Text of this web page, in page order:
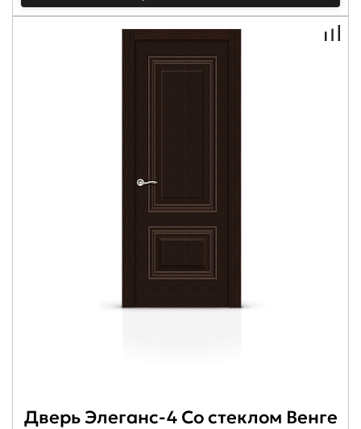
Дверь Элеганс-4 Со стеклом Венге